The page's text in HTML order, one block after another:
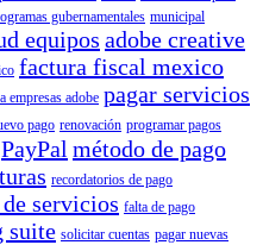
gubernamentales municipal
equipos adobe creative
factura fiscal mexico
empresas adobe pagar servicios
pago renovación programar pagos
PayPal método de pago
recordatorios de pago
servicios falta de pago
suite solicitar cuentas pagar nuevas